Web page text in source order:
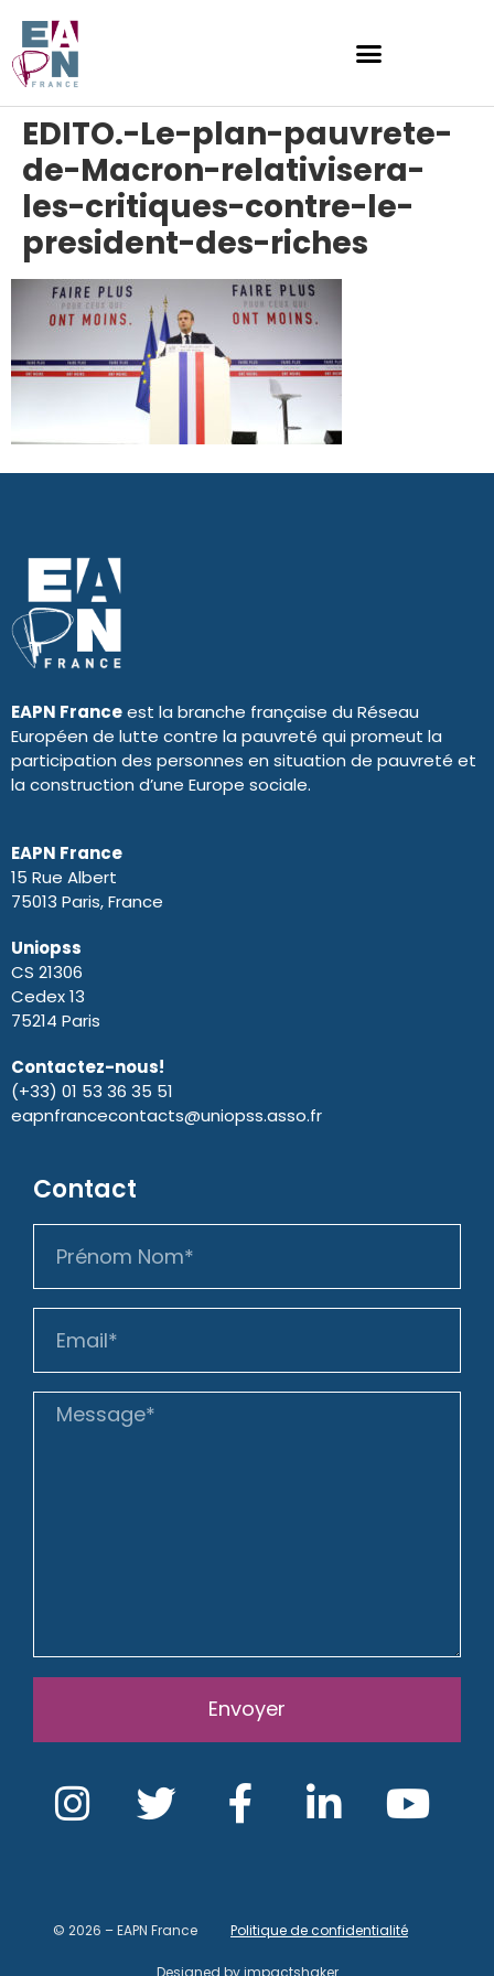
EDITO.-Le-plan-pauvrete-
de-Macron-relativisera-
les-critiques-contre-le-
president-des-riches
EAPN Franceest la branche française du Réseau
Européen de lutte contre la pauvreté qui promeut la
participation des personnes en situation de pauvreté et
la construction d’une Europe sociale.
EAPN France
15 Rue Albert
75013 Paris, France
Uniopss
CS 21306
Cedex 13
75214 Paris
Contactez-nous!
(+33) 01 53 36 35 51
eapnfrancecontacts@uniopss.asso.fr
Contact
Envoyer
© 2026 – EAPN France Politique de confidentialité
Designed byimpactshaker